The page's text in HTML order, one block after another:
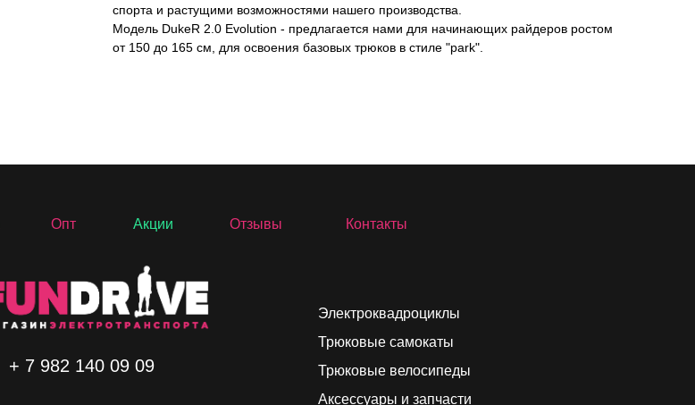
спорта и растущими возможностями нашего производства.
Модель DukeR 2.0 Evolution - предлагается нами для начинающих райдеров ростом
от 150 до 165 см, для освоения базовых трюков в стиле "park".
Электроквадроциклы
Трюковые самокаты
Трюковые велосипеды
Аксессуары и запчасти
Опт Отзывы
Акции Контакты
+ 7 982 140 09 09